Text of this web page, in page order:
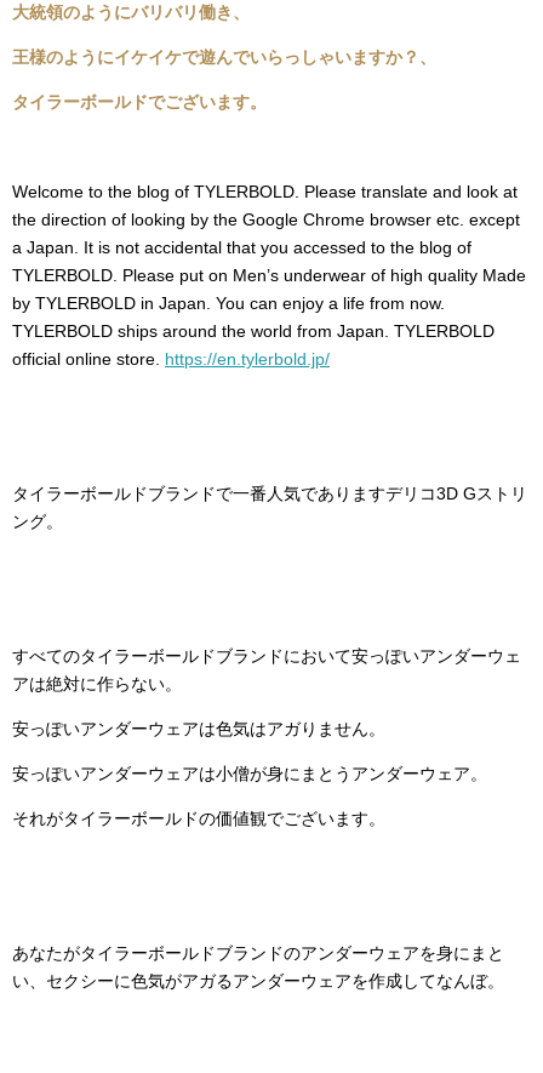
大統領のようにバリバリ働き、
王様のようにイケイケで遊んでいらっしゃいますか？、
タイラーボールドでございます。
Welcome to the blog of TYLERBOLD. Please translate and look at
the direction of looking by the Google Chrome browser etc. except
a Japan. It is not accidental that you accessed to the blog of
TYLERBOLD. Please put on Men’s underwear of high quality Made
by TYLERBOLD in Japan. You can enjoy a life from now.
TYLERBOLD ships around the world from Japan. TYLERBOLD
official online store. https://en.tylerbold.jp/
タイラーボールドブランドで一番人気でありますデリコ3D Gストリ
ング。
すべてのタイラーボールドブランドにおいて安っぽいアンダーウェ
アは絶対に作らない。
安っぽいアンダーウェアは色気はアガりません。
安っぽいアンダーウェアは小僧が身にまとうアンダーウェア。
それがタイラーボールドの価値観でございます。
あなたがタイラーボールドブランドのアンダーウェアを身にまと
い、セクシーに色気がアガるアンダーウェアを作成してなんぼ。